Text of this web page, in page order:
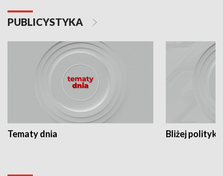
PUBLICYSTYKA
Tematy dnia Bliżej polityki